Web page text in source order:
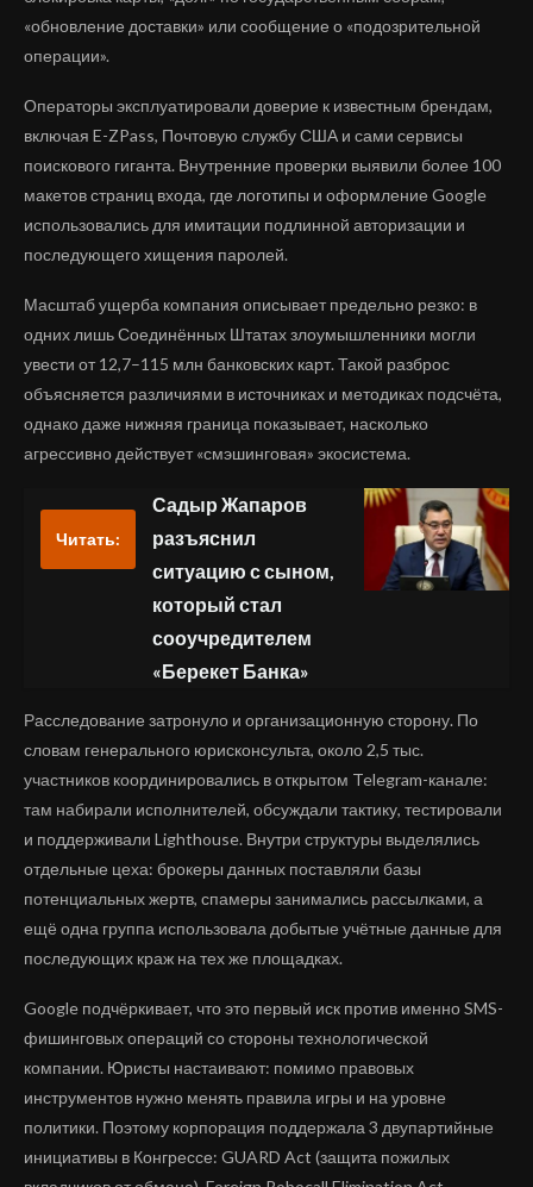
«обновление доставки» или сообщение о «подозрительной
операции».
Операторы эксплуатировали доверие к известным брендам,
включая E-ZPass, Почтовую службу США и сами сервисы
поискового гиганта. Внутренние проверки выявили более 100
макетов страниц входа, где логотипы и оформление Google
использовались для имитации подлинной авторизации и
последующего хищения паролей.
Масштаб ущерба компания описывает предельно резко: в
одних лишь Соединённых Штатах злоумышленники могли
увести от 12,7–115 млн банковских карт. Такой разброс
объясняется различиями в источниках и методиках подсчёта,
однако даже нижняя граница показывает, насколько
агрессивно действует «смэшинговая» экосистема.
Читать:
Садыр Жапаров
разъяснил
ситуацию с сыном,
который стал
сооучредителем
«Берекет Банка»
Расследование затронуло и организационную сторону. По
словам генерального юрисконсульта, около 2,5 тыс.
участников координировались в открытом Telegram-канале:
там набирали исполнителей, обсуждали тактику, тестировали
и поддерживали Lighthouse. Внутри структуры выделялись
отдельные цеха: брокеры данных поставляли базы
потенциальных жертв, спамеры занимались рассылками, а
ещё одна группа использовала добытые учётные данные для
последующих краж на тех же площадках.
Google подчёркивает, что это первый иск против именно SMS-
фишинговых операций со стороны технологической
компании. Юристы настаивают: помимо правовых
инструментов нужно менять правила игры и на уровне
политики. Поэтому корпорация поддержала 3 двупартийные
инициативы в Конгрессе: GUARD Act (защита пожилых